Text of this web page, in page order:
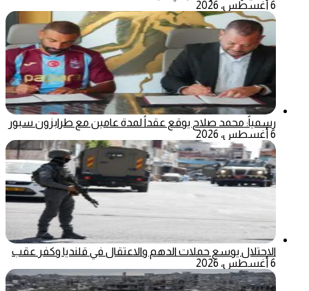
6 أغسطس، 2026
رسمياً: محمد صلاح يوقع عقداً لمدة عامين مع طرابزون سبور
6 أغسطس، 2026
الاحتلال يوسع حملات الدهم والاعتقال في قلنديا وكفر عقب
6 أغسطس، 2026